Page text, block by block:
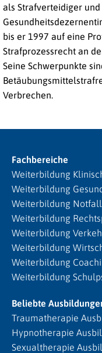
als Strafverteidiger
bis er 1997 auf eine
Strafprozessrecht an
Seine Schwerpunkte
Verbrechen.
Fachbereiche
Weiterbildung
Weiterbildung
Weiterbildung
Weiterbildung
Weiterbildung
Weiterbildung
Weiterbildung
Weiterbildung
Beliebte
Traumatherapie
Hypnotherapie
Sexualtherapie